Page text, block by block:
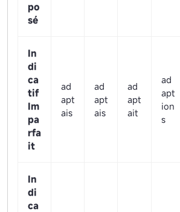
po
sé
In
di
ca
tif
Im
pa
rfa
it
ad
apt
ais
ad
apt
ais
ad
apt
ait
ad
apt
ion
s
In
di
ca